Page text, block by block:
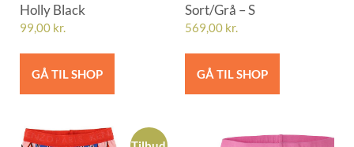
Holly Black
99,00 kr.
GÅ TIL SHOP
Sort/Grå – S
569,00 kr.
GÅ TIL SHOP